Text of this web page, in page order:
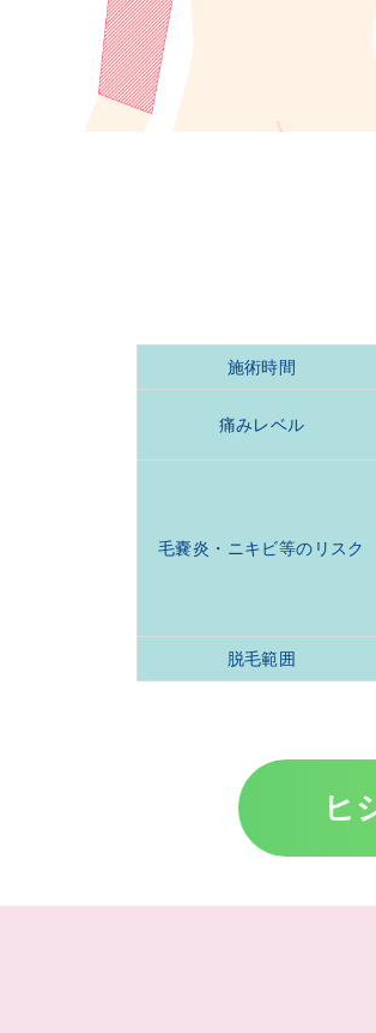
施術時間
痛みレベル
毛嚢炎・ニキビ等のリスク
脱毛範囲
ヒ